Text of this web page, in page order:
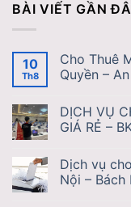
BÀI VIẾT GẦN
10
Th8
Cho Thuê
Quyền –
DỊCH VỤ
GIÁ RẺ –
Dịch vụ
Nội – Bách